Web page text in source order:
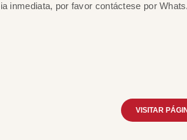
inmediata, por favor contáctese por
VISITAR